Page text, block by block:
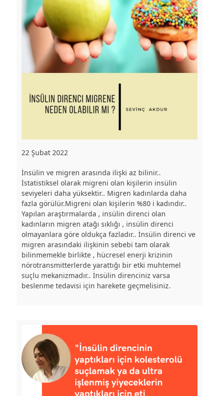
22 Şubat 2022
İnsülin ve migren arasında ilişki az bilinir..
İstatistiksel olarak migreni olan kişilerin insülin
seviyeleri daha yüksektir.. Migren kadınlarda daha
fazla görülür.Migreni olan kişilerin %80 i kadındır..
Yapılan araştırmalarda , insülin direnci olan
kadınların migren atağı sıklığı , insülin direnci
olmayanlara göre oldukça fazladır.. İnsülin direnci ve
migren arasındaki ilişkinin sebebi tam olarak
bilinmemekle birlikte , hücresel enerji krizinin
nörotransmitterlerde yarattığı bir etki muhtemel
suçlu mekanizmadır.. İnsülin direnciniz varsa
beslenme tedavisi için harekete geçmelisiniz.